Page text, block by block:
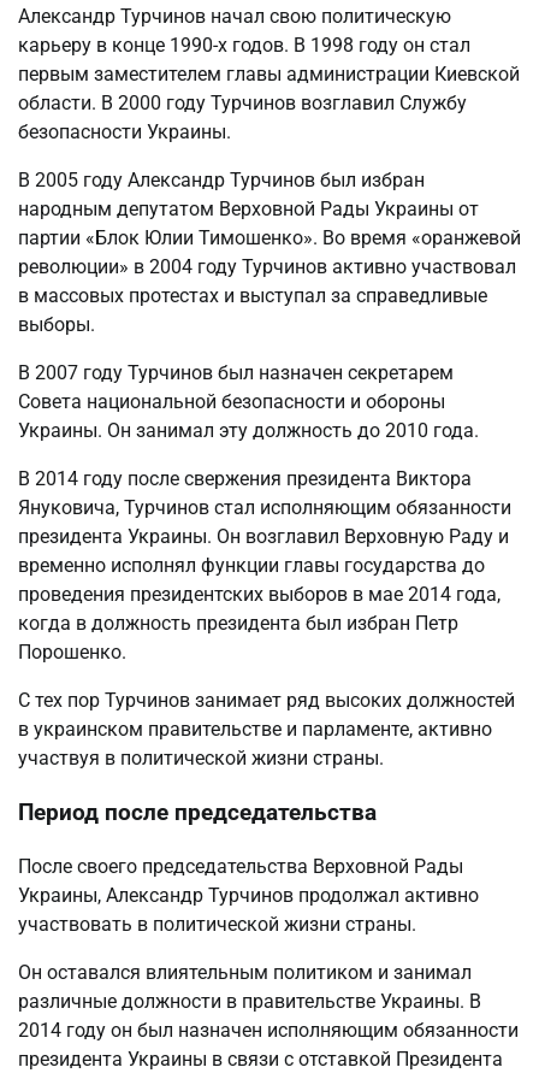
Александр Турчинов начал свою политическую
карьеру в конце 1990-х годов. В 1998 году он стал
первым заместителем главы администрации Киевской
области. В 2000 году Турчинов возглавил Службу
безопасности Украины.
В 2005 году Александр Турчинов был избран
народным депутатом Верховной Рады Украины от
партии «Блок Юлии Тимошенко». Во время «оранжевой
революции» в 2004 году Турчинов активно участвовал
в массовых протестах и выступал за справедливые
выборы.
В 2007 году Турчинов был назначен секретарем
Совета национальной безопасности и обороны
Украины. Он занимал эту должность до 2010 года.
В 2014 году после свержения президента Виктора
Януковича, Турчинов стал исполняющим обязанности
президента Украины. Он возглавил Верховную Раду и
временно исполнял функции главы государства до
проведения президентских выборов в мае 2014 года,
когда в должность президента был избран Петр
Порошенко.
С тех пор Турчинов занимает ряд высоких должностей
в украинском правительстве и парламенте, активно
участвуя в политической жизни страны.
Период после председательства
После своего председательства Верховной Рады
Украины, Александр Турчинов продолжал активно
участвовать в политической жизни страны.
Он оставался влиятельным политиком и занимал
различные должности в правительстве Украины. В
2014 году он был назначен исполняющим обязанности
президента Украины в связи с отставкой Президента